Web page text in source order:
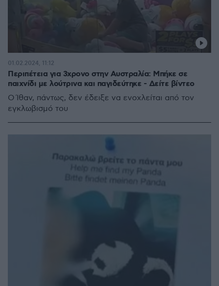
Περιπέτεια για 3χρονο στην Αυστραλία: Μπήκε σε
παιχνίδι με λούτρινα και παγιδεύτηκε - Δείτε βίντεο
Ο Ίθαν, πάντως, δεν έδειξε να ενοχλείται από τον
εγκλωβισμό του
01.02.2024, 11:12